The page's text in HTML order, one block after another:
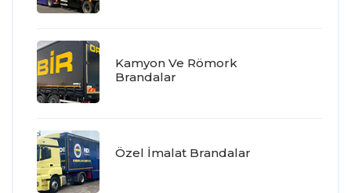
Kamyon Ve Römork
Brandalar
Özel İmalat Brandalar